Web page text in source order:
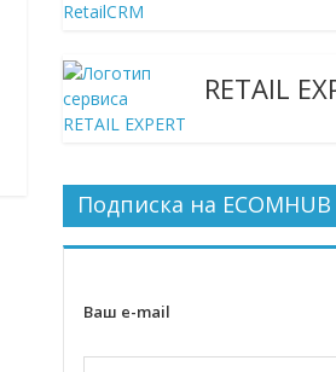
RETAIL
Подписка на ECOMHUB
Ваш e-mail